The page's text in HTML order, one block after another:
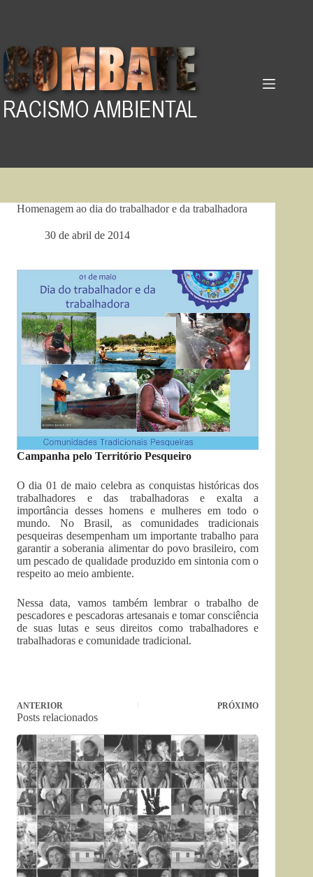
Homenagem ao dia do trabalhador e da trabalhadora
30 de abril de 2014
Campanha pelo Território Pesqueiro
O dia 01 de maio celebra as conquistas históricas dos
trabalhadores e das trabalhadoras e exalta a
importância desses homens e mulheres em todo o
mundo. No Brasil, as comunidades tradicionais
pesqueiras desempenham um importante trabalho para
garantir a soberania alimentar do povo brasileiro, com
um pescado de qualidade produzido em sintonia com o
respeito ao meio ambiente.
Nessa data, vamos também lembrar o trabalho de
pescadores e pescadoras artesanais e tomar consciência
de suas lutas e seus direitos como trabalhadores e
trabalhadoras e comunidade tradicional.
ANTERIOR PRÓXIMO
Posts relacionados